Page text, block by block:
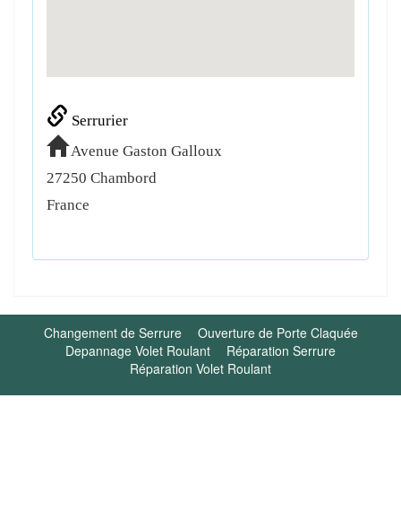
Serrurier
Avenue Gaston Galloux
27250 Chambord
France
Changement de Serrure
Ouverture de Porte Claquée
Depannage Volet Roulant
Réparation Serrure
Réparation Volet Roulant